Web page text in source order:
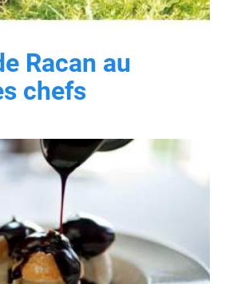
Racan au
chefs